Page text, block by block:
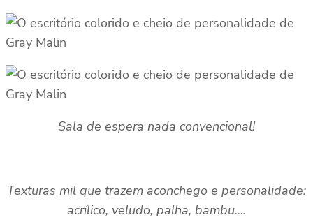
Sala de espera nada convencional!
Texturas mil que trazem aconchego e personalidade:
acrílico, veludo, palha, bambu….